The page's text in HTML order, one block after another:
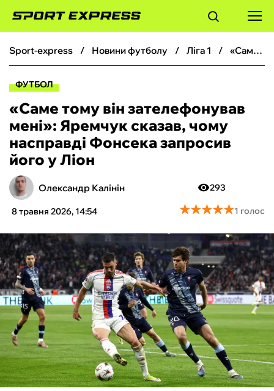
ФУТБОЛ
БОКС
ХОКЕЙ
ТЕНІС
КІБЕРСПОРТ
ЧС-2026
ФУТЗАЛ
ІНШІ
БУКМЕКЕРИ
sport-express новини футболу ліга 1 «Саме тому він зателефонував мені»: Яремчук сказав, чому насправді Фонсека запросив його у Ліон
ФУТБОЛ
«Саме тому він зателефонував
мені»: Яремчук сказав, чому
насправді Фонсека запросив
його у Ліон
Олександр Калінін
8 травня 2026, 14:54
293
★★★★★
★★★★★1 голос